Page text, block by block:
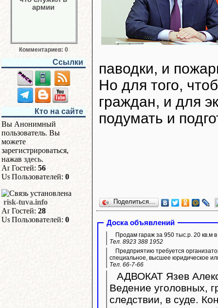
Комментариев: 0
Ссылки
Кто на сайте
Вы Анонимный
пользователь. Вы
можете
зарегистрироваться,
нажав здесь.
Гостей: 56
Пользователей: 0
risk-tuva.info
Гостей: 28
Пользователей: 0
паводки, и
Но для того,
граждан, и для
подумать и
Поделиться…
Доска объявлений
Продам гараж за 950 тыс.р. 20 кв.м
Тел. 8923 388 1952
Предприятию требуется
специальное, высшее юридическое
Тел. 66-7-66
АДВОКАТ Язев
Ведение уголовных,
следствии, в суде.